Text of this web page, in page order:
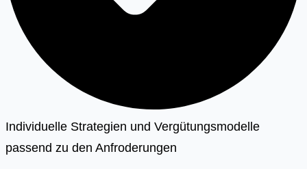
Individuelle Strategien und Vergütungsmodelle
passend zu den Anfroderungen